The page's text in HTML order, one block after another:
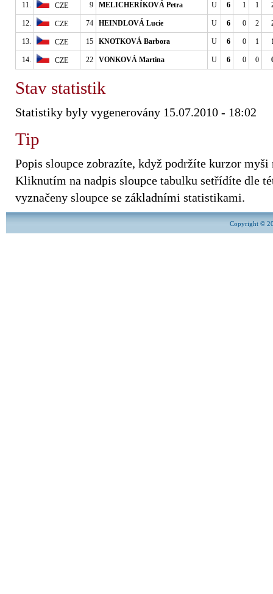
11. CZE 9 MELICHERÍKOVÁ Petra U 6 1 1
12. CZE 74 HEINDLOVÁ Lucie U 6 0 2
13. CZE 15 KNOTKOVÁ Barbora U 6 0 1
14. CZE 22 VONKOVÁ Martina U 6 0 0
Stav statistik
Statistiky byly vygenerovány 15.07.2010 - 18:02
Tip
Popis sloupce zobrazíte, když podržíte kurzor myši
Kliknutím na nadpis sloupce tabulku setřídíte dle
vyznačeny sloupce se základními statistikami.
Copyright ©